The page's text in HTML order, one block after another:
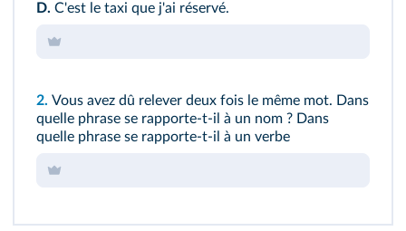
D. C'est le taxi que j'ai réservé.
2. Vous avez dû relever deux fois le même mot. Dans
quelle phrase se rapporte‑t‑il à un nom ? Dans
quelle phrase se rapporte‑t‑il à un verbe